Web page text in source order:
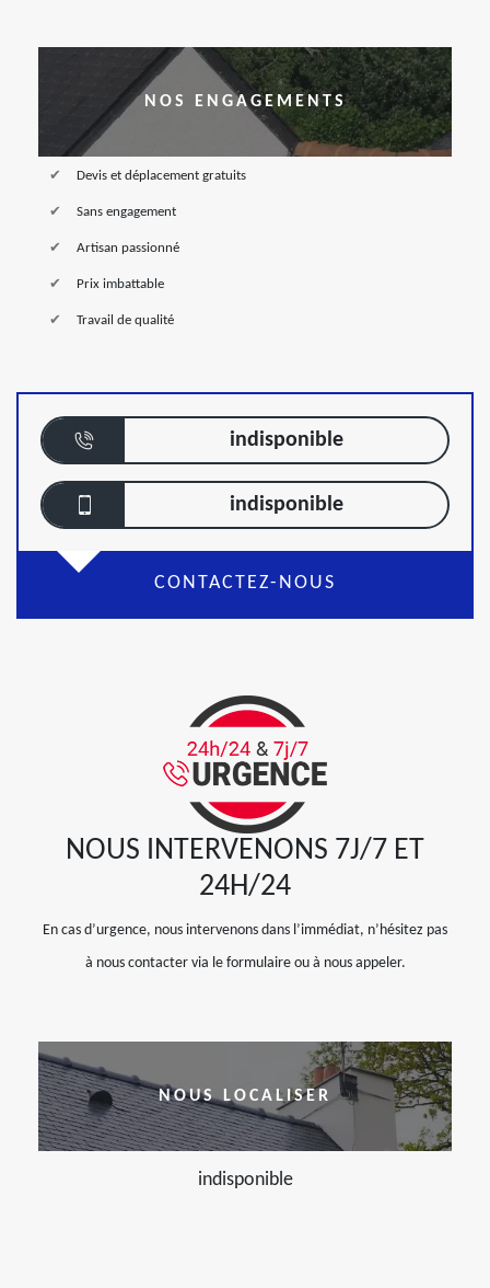
NOS ENGAGEMENTS
Devis et déplacement gratuits
Sans engagement
Artisan passionné
Prix imbattable
Travail de qualité
indisponible
indisponible
CONTACTEZ-NOUS
NOUS INTERVENONS 7J/7 ET
24H/24
En cas d’urgence, nous intervenons dans l’immédiat, n’hésitez pas
à nous contacter via le formulaire ou à nous appeler.
NOUS LOCALISER
indisponible